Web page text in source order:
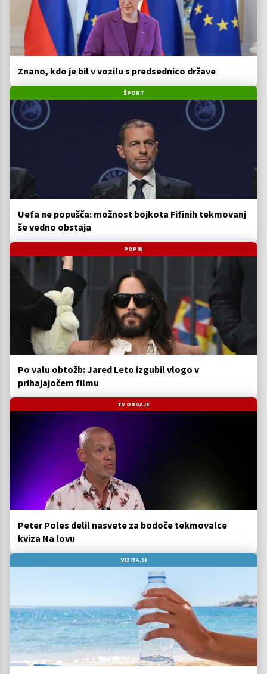
Znano, kdo je bil v vozilu s predsednico države
ŠPORT
Uefa ne popušča: možnost bojkota Fifinih tekmovanj
še vedno obstaja
POPIN
Po valu obtožb: Jared Leto izgubil vlogo v
prihajajočem filmu
TV ODDAJE
Peter Poles delil nasvete za bodoče tekmovalce
kviza Na lovu
VIZITA.SI